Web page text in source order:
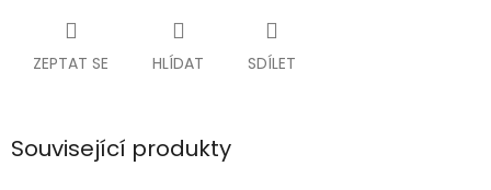
ZEPTAT SE HLÍDAT SDÍLET
Související produkty